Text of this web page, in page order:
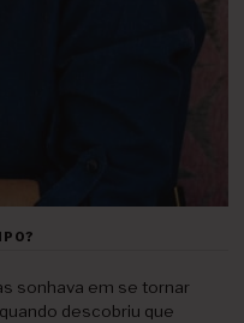
sonhava em se tornar
descobriu que